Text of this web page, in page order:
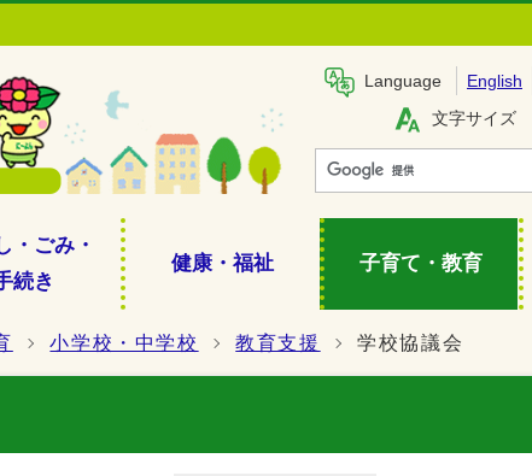
Language English
文字サイズ
・ごみ・
続き
健康・福祉 子育て・教育
小学校・中学校 教育支援 学校協議会